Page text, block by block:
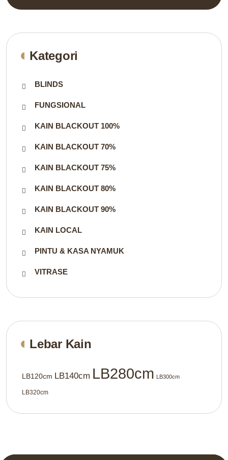
Kategori
BLINDS
FUNGSIONAL
KAIN BLACKOUT 100%
KAIN BLACKOUT 70%
KAIN BLACKOUT 75%
KAIN BLACKOUT 80%
KAIN BLACKOUT 90%
KAIN LOCAL
PINTU & KASA NYAMUK
VITRASE
Lebar Kain
LB120cm LB140cm LB280cm LB300cm
LB320cm